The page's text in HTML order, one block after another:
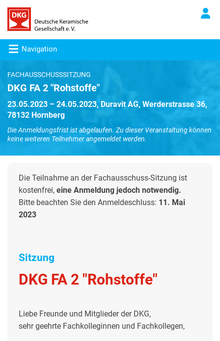
Navigation
FACHAUSSCHUSSSITZUNG
DKG FA 2 "Rohstoffe"
23.05.2023 – 24.05.2023, Duravit AG, Werderstrasse 36,
78132 Hornberg
Die Anmeldungsfrist ist abgelaufen. Zu dieser Veranstaltung können
keine weiteren Teilnehmer angemeldet werden.
Die Teilnahme an der Fachausschuss-Sitzung ist
kostenfrei, eine Anmeldung jedoch notwendig.
Bitte beachten Sie den Anmeldeschluss: 11. Mai
2023
Sitzung
DKG FA 2 "Rohstoffe"
Liebe Freunde und Mitglieder der DKG,
sehr geehrte Fachkolleginnen und Fachkollegen,